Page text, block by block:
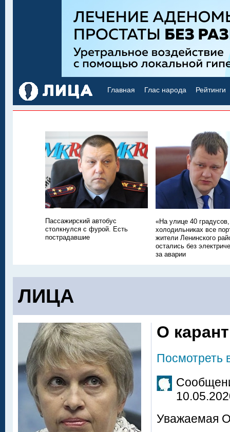
Главная Глас народа Рейтинги
Пассажирский автобус
столкнулся с фурой. Есть
пострадавшие
«На улице 40
холодильниках все
жители Ленинского
остались без
за аварии
ЛИЦА
О
Посмотреть
Уважаемая